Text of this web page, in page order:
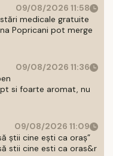
09/08/2026 11:58
medicale gratuite
Popricani pot merge
09/08/2026 11:36
si foarte aromat, nu
09/08/2026 11:09
știi cine ești ca oraș”
stii cine esti ca oras&r